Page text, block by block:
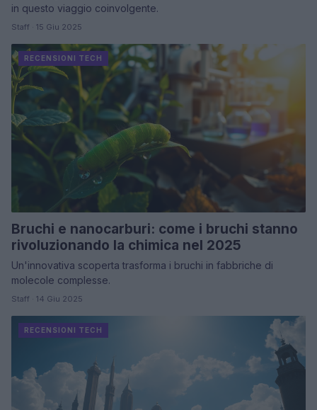
in questo viaggio coinvolgente.
Staff · 15 Giu 2025
RECENSIONI TECH
Bruchi e nanocarburi: come i bruchi stanno
rivoluzionando la chimica nel 2025
Un'innovativa scoperta trasforma i bruchi in fabbriche di
molecole complesse.
Staff · 14 Giu 2025
RECENSIONI TECH